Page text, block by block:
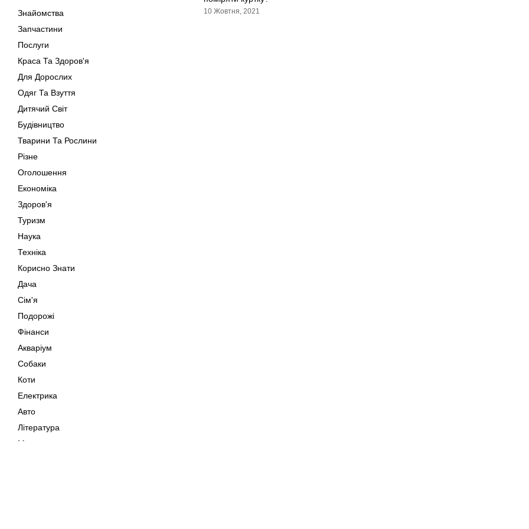
Знайомства
Запчастини
Послуги
Краса Та Здоров'я
Для Дорослих
Одяг Та Взуття
Дитячий Світ
Будівництво
Тварини Та Рослини
Різне
Оголошення
Економіка
Здоров'я
Туризм
Наука
Техніка
Корисно Знати
Дача
Сім'я
Подорожі
Фінанси
Акваріум
Собаки
Коти
Електрика
Авто
Література
Музика
10 Жовтня, 2021